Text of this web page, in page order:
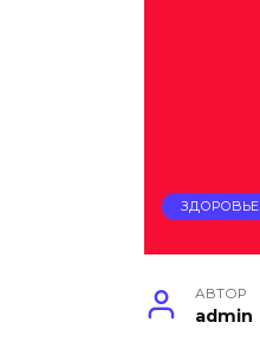
ЗДОРОВЬЕ
АВТОР
admin